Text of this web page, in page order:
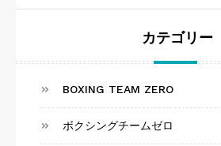
カテゴリー
BOXING TEAM ZERO
ボクシングチームゼロ